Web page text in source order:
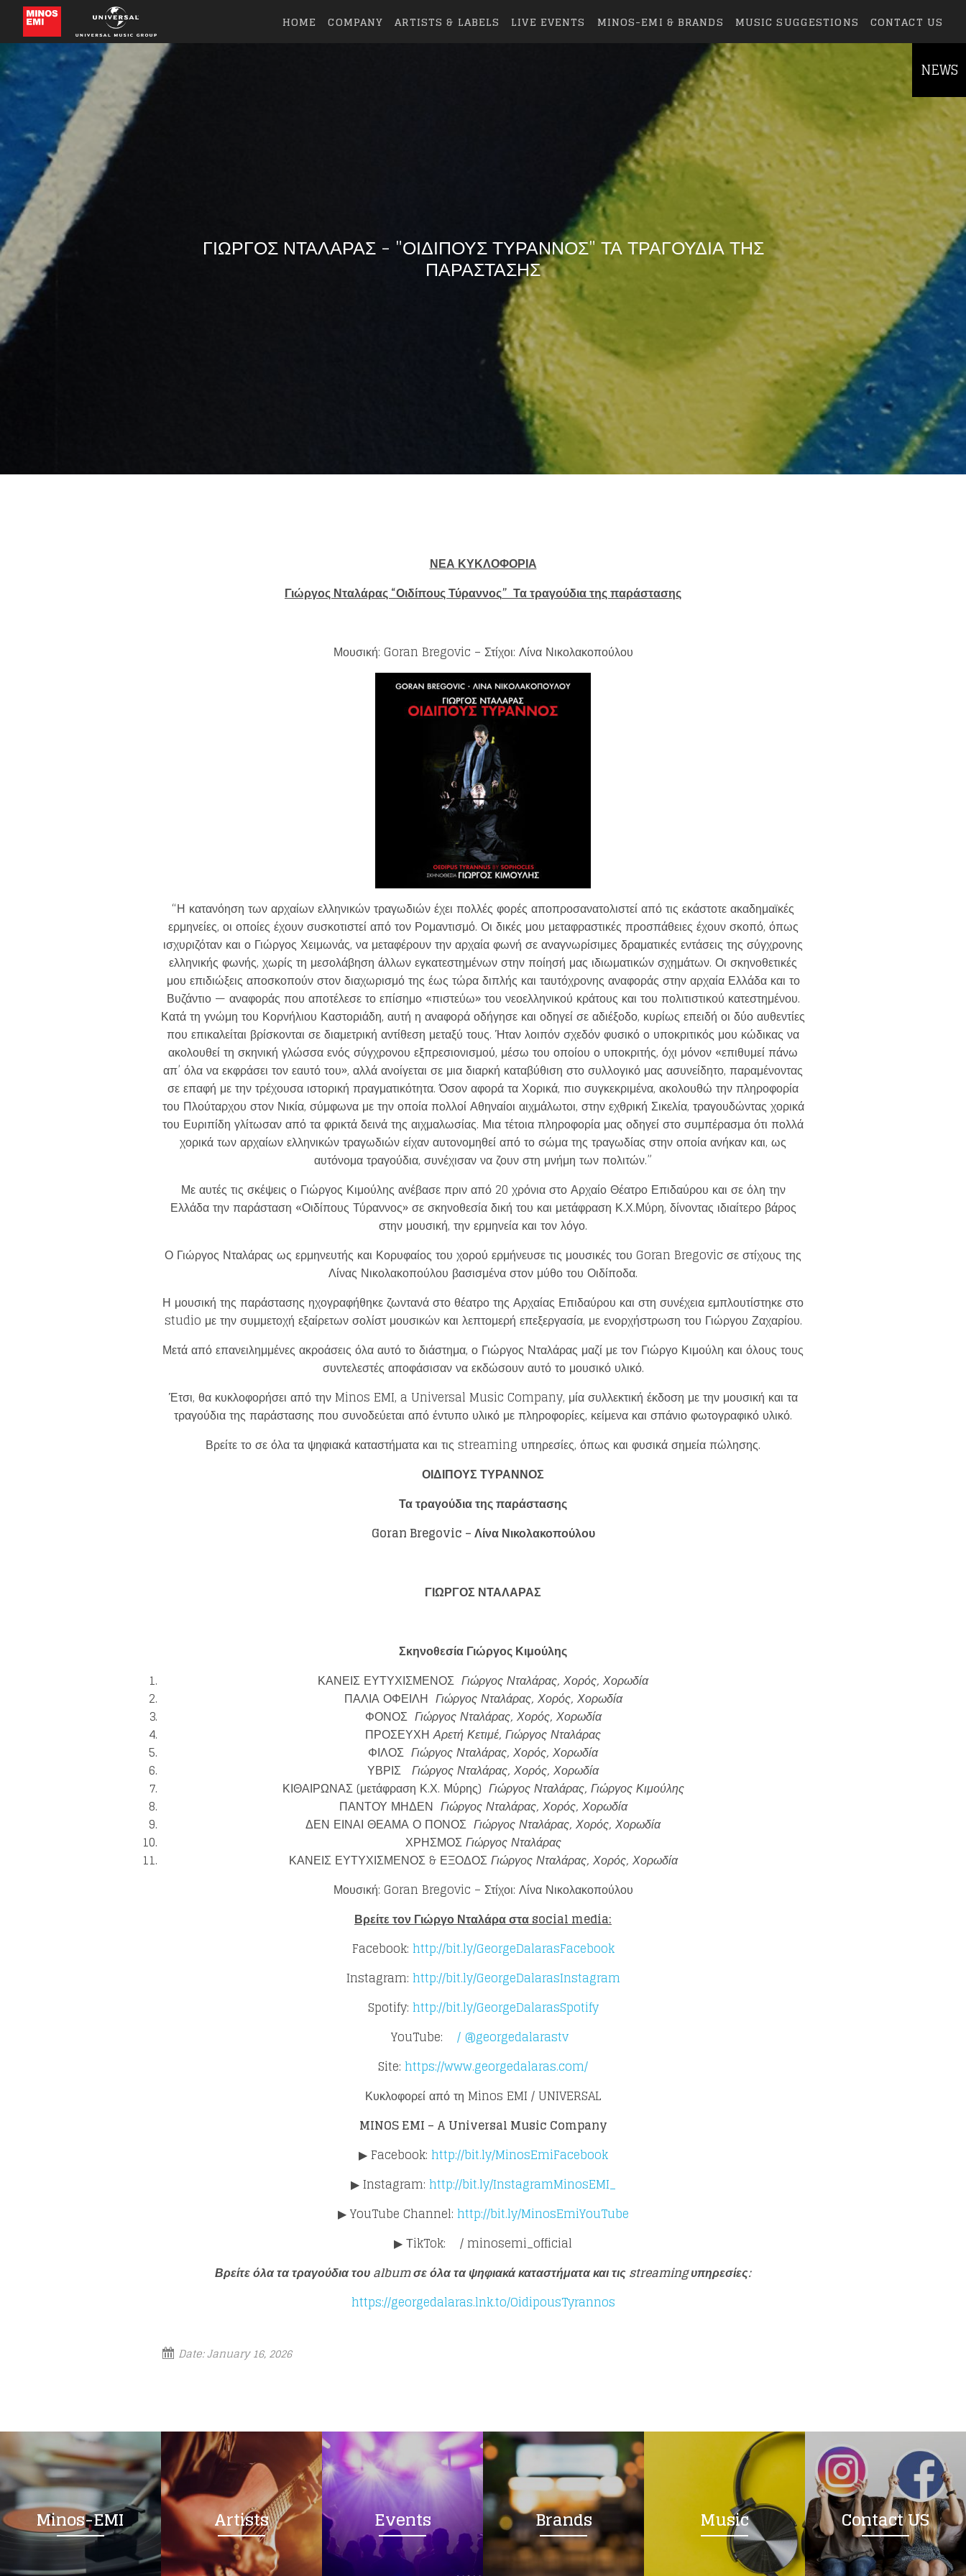
HOME COMPANY ARTISTS & LABELS LIVE EVENTS MINOS-EMI & BRANDS MUSIC SUGGESTIONS CONTACT US
ΓΙΩΡΓΟΣ ΝΤΑΛΑΡΑΣ - "ΟΙΔΙΠΟΥΣ ΤΥΡΑΝΝΟΣ" ΤΑ ΤΡΑΓΟΥΔΙΑ ΤΗΣ
ΠΑΡΑΣΤΑΣΗΣ
ΝΕΑ ΚΥΚΛΟΦΟΡΙΑ
Γιώργος Νταλάρας“Οιδίπους Τύραννος”Τα τραγούδια της παράστασης
Μουσική: Goran Bregovic – Στίχοι: Λίνα Νικολακοπούλου
“Η κατανόηση των αρχαίων ελληνικών τραγωδιών έχει πολλές φορές αποπροσανατολιστεί από τις εκάστοτε ακαδημαϊκές
ερμηνείες, οι οποίες έχουν συσκοτιστεί από τον Ρομαντισμό. Οι δικές μου μεταφραστικές προσπάθειες έχουν σκοπό, όπως
ισχυριζόταν και ο Γιώργος Χειμωνάς, να μεταφέρουν την αρχαία φωνή σε αναγνωρίσιμες δραματικές εντάσεις της σύγχρονης
ελληνικής φωνής, χωρίς τη μεσολάβηση άλλων εγκατεστημένων στην ποίησή μας ιδιωματικών σχημάτων. Οι σκηνοθετικές
μου επιδιώξεις αποσκοπούν στον διαχωρισμό της έως τώρα διπλής και ταυτόχρονης αναφοράς στην αρχαία Ελλάδα και το
Βυζάντιο — αναφοράς που αποτέλεσε το επίσημο «πιστεύω» του νεοελληνικού κράτους και του πολιτιστικού κατεστημένου.
Κατά τη γνώμη του Κορνήλιου Καστοριάδη, αυτή η αναφορά οδήγησε και οδηγεί σε αδιέξοδο, κυρίως επειδή οι δύο αυθεντίες
που επικαλείται βρίσκονται σε διαμετρική αντίθεση μεταξύ τους. Ήταν λοιπόν σχεδόν φυσικό ο υποκριτικός μου κώδικας να
ακολουθεί τη σκηνική γλώσσα ενός σύγχρονου εξπρεσιονισμού, μέσω του οποίου ο υποκριτής, όχι μόνον «επιθυμεί πάνω
απ’ όλα να εκφράσει τον εαυτό του», αλλά ανοίγεται σε μια διαρκή καταβύθιση στο συλλογικό μας ασυνείδητο, παραμένοντας
σε επαφή με την τρέχουσα ιστορική πραγματικότητα. Όσον αφορά τα Χορικά, πιο συγκεκριμένα, ακολουθώ την πληροφορία
του Πλούταρχου στον Νικία, σύμφωνα με την οποία πολλοί Αθηναίοι αιχμάλωτοι, στην εχθρική Σικελία, τραγουδώντας χορικά
του Ευριπίδη γλίτωσαν από τα φρικτά δεινά της αιχμαλωσίας. Μια τέτοια πληροφορία μας οδηγεί στο συμπέρασμα ότι πολλά
χορικά των αρχαίων ελληνικών τραγωδιών είχαν αυτονομηθεί από το σώμα της τραγωδίας στην οποία ανήκαν και, ως
αυτόνομα τραγούδια, συνέχισαν να ζουν στη μνήμη των πολιτών.”
Με αυτές τις σκέψεις ο Γιώργος Κιμούλης ανέβασε πριν από 20 χρόνια στο Αρχαίο Θέατρο Επιδαύρου και σε όλη την
Ελλάδα την παράσταση «Οιδίπους Τύραννος» σε σκηνοθεσία δική του και μετάφραση Κ.Χ.Μύρη, δίνοντας ιδιαίτερο βάρος
στην μουσική, την ερμηνεία και τον λόγο.
Ο Γιώργος Νταλάρας ως ερμηνευτής και Κορυφαίος του χορού ερμήνευσε τις μουσικές του Goran Bregovic σε στίχους της
Λίνας Νικολακοπούλου βασισμένα στον μύθο του Οιδίποδα.
Η μουσική της παράστασης ηχογραφήθηκε ζωντανά στο θέατρο της Αρχαίας Επιδαύρου και στη συνέχεια εμπλουτίστηκε στο
studio με την συμμετοχή εξαίρετων σολίστ μουσικών και λεπτομερή επεξεργασία, με ενορχήστρωση του Γιώργου Ζαχαρίου.
Μετά από επανειλημμένες ακροάσεις όλα αυτό το διάστημα, ο Γιώργος Νταλάρας μαζί με τον Γιώργο Κιμούλη και όλους τους
συντελεστές αποφάσισαν να εκδώσουν αυτό το μουσικό υλικό.
Έτσι, θα κυκλοφορήσει από την Minos EMI, a Universal Music Company, μία συλλεκτική έκδοση με την μουσική και τα
τραγούδια της παράστασης που συνοδεύεται από έντυπο υλικό με πληροφορίες, κείμενα και σπάνιο φωτογραφικό υλικό.
Βρείτε το σε όλα τα ψηφιακά καταστήματα και τις streaming υπηρεσίες, όπως και φυσικά σημεία πώλησης.
ΟΙΔΙΠΟΥΣ ΤΥΡΑΝΝΟΣ
Τα τραγούδια της παράστασης
Goran Bregovic – Λίνα Νικολακοπούλου
ΓΙΩΡΓΟΣ ΝΤΑΛΑΡΑΣ
Σκηνοθεσία Γιώργος Κιμούλης
ΚΑΝΕΙΣ ΕΥΤΥΧΙΣΜΕΝΟΣ Γιώργος Νταλάρας, Χορός, Χορωδία
ΠΑΛΙΑ ΟΦΕΙΛΗ Γιώργος Νταλάρας, Χορός, Χορωδία
ΦΟΝΟΣ Γιώργος Νταλάρας, Χορός, Χορωδία
ΠΡΟΣΕΥΧΗΑρετή Κετιμέ, Γιώργος Νταλάρας
ΦΙΛΟΣ Γιώργος Νταλάρας, Χορός, Χορωδία
ΥΒΡΙΣ Γιώργος Νταλάρας, Χορός, Χορωδία
ΚΙΘΑΙΡΩΝΑΣ (μετάφραση Κ.Χ. Μύρης) Γιώργος Νταλάρας, Γιώργος Κιμούλης
ΠΑΝΤΟΥ ΜΗΔΕΝ Γιώργος Νταλάρας, Χορός, Χορωδία
ΔΕΝ ΕΙΝΑΙ ΘΕΑΜΑ Ο ΠΟΝΟΣ Γιώργος Νταλάρας, Χορός, Χορωδία
ΧΡΗΣΜΟΣΓιώργος Νταλάρας
ΚΑΝΕΙΣ ΕΥΤΥΧΙΣΜΕΝΟΣ & ΕΞΟΔΟΣΓιώργος Νταλάρας, Χορός, Χορωδία
Μουσική: Goran Bregovic – Στίχοι: Λίνα Νικολακοπούλου
Βρείτε τον Γιώργο Νταλάρα στα social media:
Facebook: http://bit.ly/GeorgeDalarasFacebook
Instagram: http://bit.ly/GeorgeDalarasInstagram
Spotify: http://bit.ly/GeorgeDalarasSpotify
YouTube:
/ @georgedalarastv
Site: https://www.georgedalaras.com/
Κυκλοφορεί από τη Minos EMI / UNIVERSAL
MINOS EMI – A Universal Music Company
▶ Facebook: http://bit.ly/MinosEmiFacebook
▶ Instagram: http://bit.ly/InstagramMinosEMI_
▶ YouTube Channel: http://bit.ly/MinosEmiYouTube
▶ ΤikTok: / minosemi_official
Βρείτε όλα τα τραγούδια του album σε όλα τα ψηφιακά καταστήματα και τις streaming υπηρεσίες:
https://georgedalaras.lnk.to/OidipousTyrannos
Date:January 16, 2026
Minos-EMI Artists Events Brands Music Contact US
NEWS
Like being first?
Get news from your favorite artists before everyone else.
Loading your form, please wait...